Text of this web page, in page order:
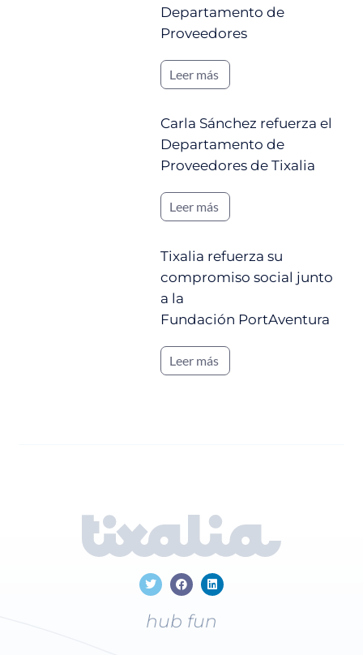
Departamento de
Proveedores
Leer más
Carla Sánchez refuerza el
Departamento de
Proveedores de Tixalia
Leer más
Tixalia refuerza su
compromiso social junto
a la
Fundación PortAventura
Leer más
hub fun